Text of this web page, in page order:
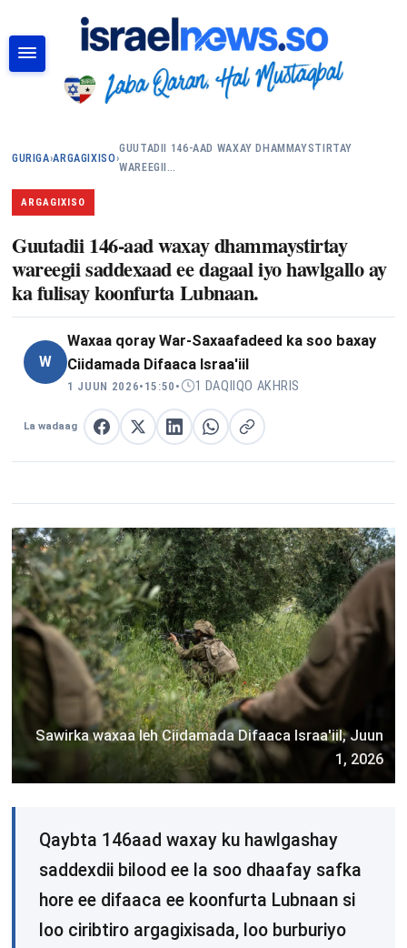
GURIGA›ARGAGIXISO›
GUUTADII 146-AAD WAXAY DHAMMAYSTIRTAY
WAREEGII…
ARGAGIXISO
Guutadii 146-aad waxay dhammaystirtay
wareegii saddexaad ee dagaal iyo hawlgallo ay
ka fulisay koonfurta Lubnaan.
W
Waxaa qoray War-Saxaafadeed ka soo baxay
Ciidamada Difaaca Israa'iil
1 JUUN 2026• 15:50 • 1 DAQIIQO AKHRIS
La wadaag La wadaag Facebook
La wadaag XLa wadaag LinkedIn
La wadaag WhatsApp
Nuqul link
Sawirka waxaa leh Ciidamada Difaaca Israa'iil, Juun
1, 2026
Qaybta 146aad waxay ku hawlgashay
saddexdii bilood ee la soo dhaafay safka
hore ee difaaca ee koonfurta Lubnaan si
loo ciribtiro argagixisada, loo burburiyo